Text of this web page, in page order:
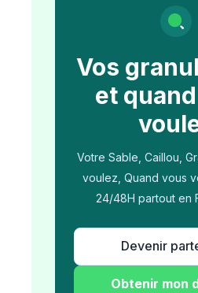
Vos
et
Votre Sable, Caillou,
voulez, Quand vous
24/48H partout
Devenir
Obtenir mon